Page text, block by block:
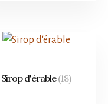
Sirop d'érable(18)